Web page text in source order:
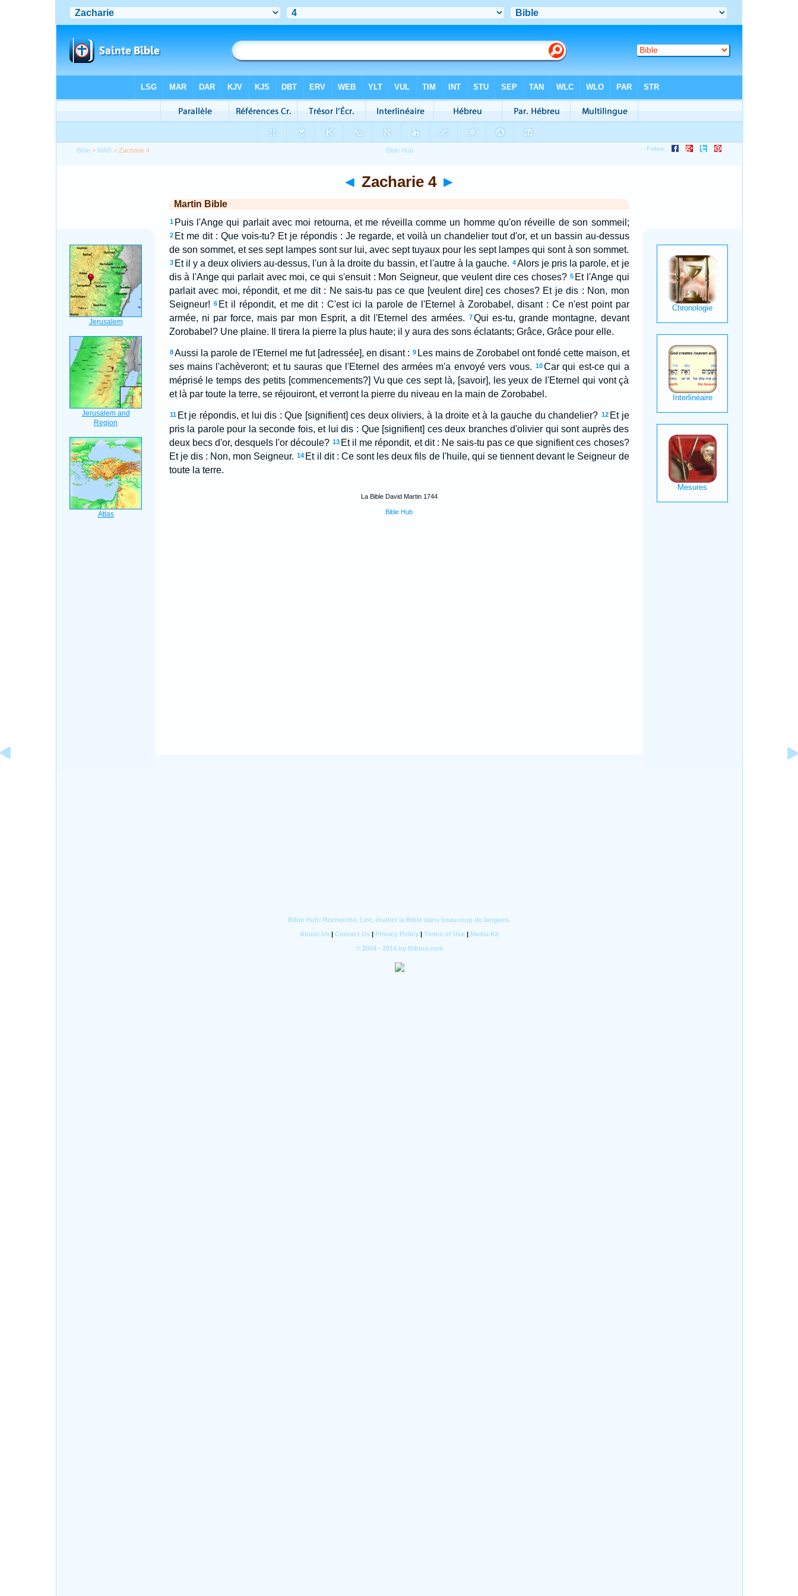
Bible > MAR > Zacharie 4
◄ Zacharie 4 ►
Martin Bible
1 Puis l'Ange qui parlait avec moi retourna, et me réveilla comme un homme qu'on réveille de son sommeil;
2 Et me dit : Que vois-tu? Et je répondis : Je regarde, et voilà un chandelier tout d'or, et un bassin au-dessus
de son sommet, et ses sept lampes sont sur lui, avec sept tuyaux pour les sept lampes qui sont à son sommet.
3 Et il y a deux oliviers au-dessus, l'un à la droite du bassin, et l'autre à la gauche. 4Alors je pris la parole, et je
dis à l'Ange qui parlait avec moi, ce qui s'ensuit : Mon Seigneur, que veulent dire ces choses? 5 Et l'Ange qui
parlait avec moi, répondit, et me dit : Ne sais-tu pas ce que [veulent dire] ces choses? Et je dis : Non, mon
Seigneur!
6 Et il répondit, et me dit : C'est ici la parole de l'Eternel à Zorobabel, disant : Ce n'est point par
armée, ni par force, mais par mon Esprit, a dit l'Eternel des armées.
7Qui es-tu, grande montagne, devant
Zorobabel? Une plaine. Il tirera la pierre la plus haute; il y aura des sons éclatants; Grâce, Grâce pour elle.
8 Aussi la parole de l'Eternel me fut [adressée], en disant : 9 Les mains de Zorobabel ont fondé cette maison, et
ses mains l'achèveront; et tu sauras que l'Eternel des armées m'a envoyé vers vous. 10Car qui est-ce qui a
méprisé le temps des petits [commencements?] Vu que ces sept là, [savoir], les yeux de l'Eternel qui vont çà
et là par toute la terre, se réjouiront, et verront la pierre du niveau en la main de Zorobabel.
11 Et je répondis, et lui dis : Que [signifient] ces deux oliviers, à la droite et à la gauche du chandelier? 12 Et je
pris la parole pour la seconde fois, et lui dis : Que [signifient] ces deux branches d'olivier qui sont auprès des
deux becs d'or, desquels l'or découle? 13 Et il me répondit, et dit : Ne sais-tu pas ce que signifient ces choses?
Et je dis : Non, mon Seigneur. 14 Et il dit : Ce sont les deux fils de l'huile, qui se tiennent devant le Seigneur de
toute la terre.
La Bible David Martin 1744
Bible Hub